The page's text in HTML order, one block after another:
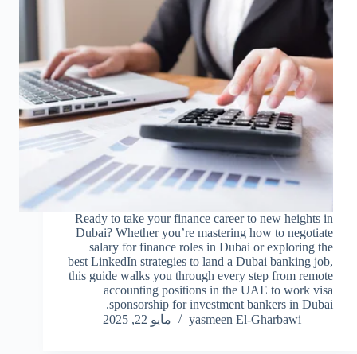
Ready to take your finance career to new heights in
Dubai? Whether you’re mastering how to negotiate
salary for finance roles in Dubai or exploring the
best LinkedIn strategies to land a Dubai banking job,
this guide walks you through every step from remote
accounting positions in the UAE to work visa
sponsorship for investment bankers in Dubai.
yasmeen El-Gharbawi
مايو 22, 2025